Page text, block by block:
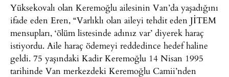
Yüksekovalı olan Keremoğlu ailesinin Van’da yaşadığını
ifade eden Eren, “Varlıklı olan aileyi tehdit eden JİTEM
mensupları, ‘ölüm listesinde adınız var’ diyerek haraç
istiyordu. Aile haraç ödemeyi reddedince hedef haline
geldi. 75 yaşındaki Kadir Keremoğlu 14 Nisan 1995
tarihinde Van merkezdeki Keremoğlu Camii’nden